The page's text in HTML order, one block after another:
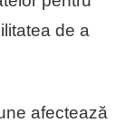
de a
afectează